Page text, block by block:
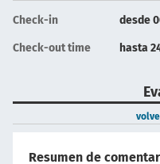
Check-in desde
Check-out time hasta
Resumen de